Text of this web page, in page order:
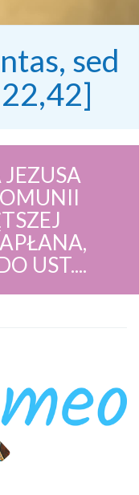
sed
UST....